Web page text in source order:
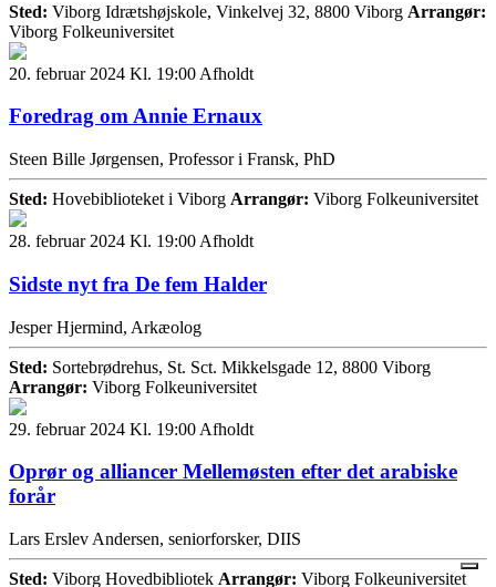
Sted: Viborg Idrætshøjskole, Vinkelvej 32, 8800 Viborg Arrangør:
Viborg Folkeuniversitet
20. februar 2024 Kl. 19:00 Afholdt
Foredrag om Annie Ernaux
Steen Bille Jørgensen, Professor i Fransk, PhD
Sted: Hovebiblioteket i Viborg Arrangør: Viborg Folkeuniversitet
28. februar 2024 Kl. 19:00 Afholdt
Sidste nyt fra De fem Halder
Jesper Hjermind, Arkæolog
Sted: Sortebrødrehus, St. Sct. Mikkelsgade 12, 8800 Viborg
Arrangør: Viborg Folkeuniversitet
29. februar 2024 Kl. 19:00 Afholdt
Oprør og alliancer Mellemøsten efter det arabiske
forår
Lars Erslev Andersen, seniorforsker, DIIS
Sted: Viborg Hovedbibliotek Arrangør: Viborg Folkeuniversitet